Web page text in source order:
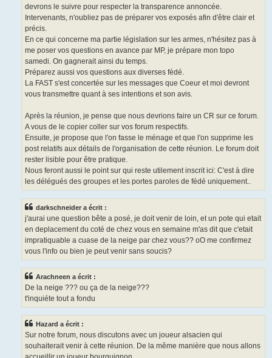
devrons le suivre pour respecter la transparence annoncée.
Intervenants, n'oubliez pas de préparer vos exposés afin d'être clair et
précis.
En ce qui concerne ma partie législation sur les armes, n'hésitez pas à
me poser vos questions en avance par MP, je prépare mon topo
samedi. On gagnerait ainsi du temps.
Préparez aussi vos questions aux diverses fédé.
La FAST s'est concertée sur les messages que Coeur et moi devront
vous transmettre quant à ses intentions et son avis.
Après la réunion, je pense que nous devrions faire un CR sur ce forum.
A vous de le copier coller sur vos forum respectifs.
Ensuite, je propose que l'on fasse le ménage et que l'on supprime les
post relatifs aux détails de l'organisation de cette réunion. Le forum doit
rester lisible pour être pratique.
Nous feront aussi le point sur qui reste utilement inscrit ici: C'est à dire
les délégués des groupes et les portes paroles de fédé uniquement..
darkschneider a écrit :
j'aurai une question bête a posé, je doit venir de loin, et un pote qui etait
en deplacement du coté de chez vous en semaine m'as dit que c'etait
impratiquable a cuase de la neige par chez vous?? oO me confirmez
vous l'info ou bien je peut venir sans soucis?
Arachneen a écrit :
De la neige ??? ou ça de la neige???
t'inquiéte tout a fondu
Hazard a écrit :
Sur notre forum, nous discutons avec un joueur alsacien qui
souhaiterait venir à cette réunion. De la même manière que nous allons